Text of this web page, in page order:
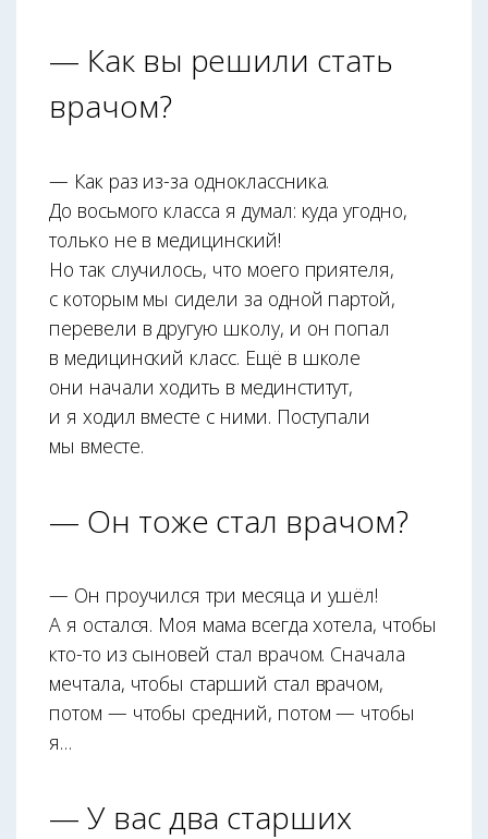
— Как вы решили стать
врачом?
— Как раз из-за одноклассника.
До восьмого класса я думал: куда угодно,
только не в медицинский!
Но так случилось, что моего приятеля,
с которым мы сидели за одной партой,
перевели в другую школу, и он попал
в медицинский класс. Ещё в школе
они начали ходить в мединститут,
и я ходил вместе с ними. Поступали
мы вместе.
— Он тоже стал врачом?
— Он проучился три месяца и ушёл!
А я остался. Моя мама всегда хотела, чтобы
кто-то из сыновей стал врачом. Сначала
мечтала, чтобы старший стал врачом,
потом — чтобы средний, потом — чтобы
я…
— У вас два старших